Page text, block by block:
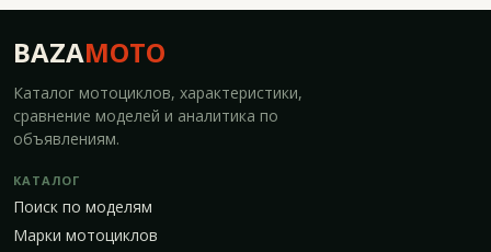
BAZAMOTO
Каталог мотоциклов, характеристики,
сравнение моделей и аналитика по
объявлениям.
КАТАЛОГ
Поиск по моделям
Марки мотоциклов